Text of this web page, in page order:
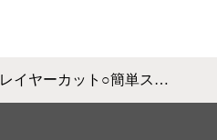
レイヤーカット○簡単ス…